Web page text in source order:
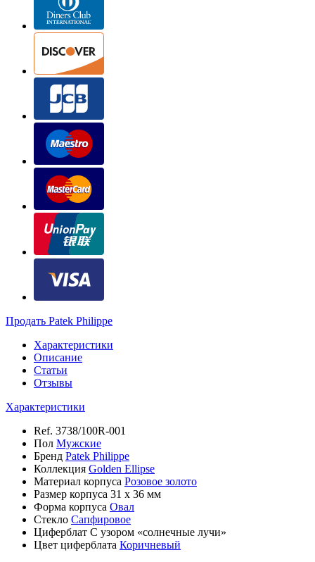
Продать Patek Philippe
Характеристики
Описание
Статьи
Отзывы
Характеристики
Ref. 3738/100R-001
Пол Мужские
Бренд Patek Philippe
Коллекция Golden Ellipse
Материал корпуса Розовое золото
Размер корпуса 31 х 36 мм
Форма корпуса Овал
Стекло Сапфировое
Циферблат С узором «солнечные лучи»
Цвет циферблата Коричневый